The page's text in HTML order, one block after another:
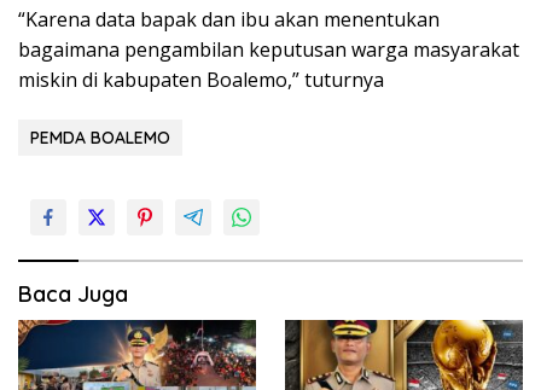
“Karena data bapak dan ibu akan menentukan
bagaimana pengambilan keputusan warga masyarakat
miskin di kabupaten Boalemo,” tuturnya
PEMDA BOALEMO
Baca Juga